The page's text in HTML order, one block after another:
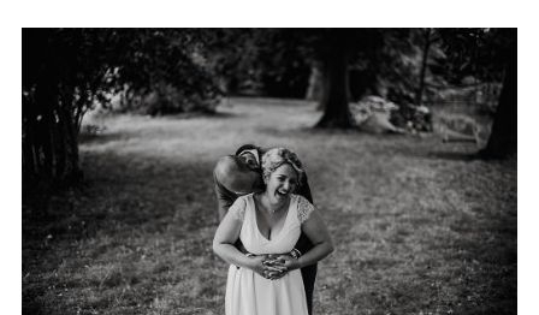
MARIAGE DOMAINE DE QUINCAMPOIX
+ OUVRIR